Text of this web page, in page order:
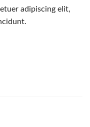
adipiscing elit,